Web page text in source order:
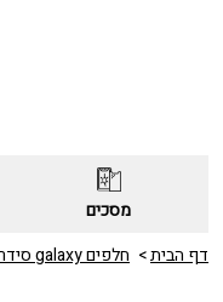
מסכים
דף הבית
חלפים galaxy סידרה A